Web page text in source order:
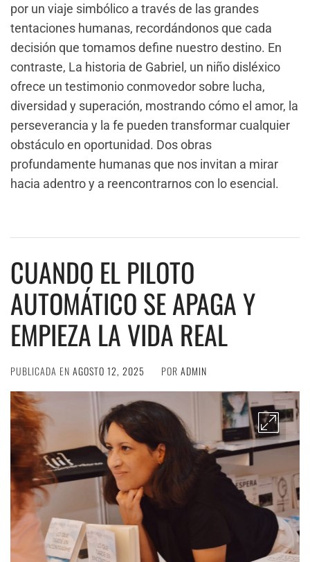
por un viaje simbólico a través de las grandes
tentaciones humanas, recordándonos que cada
decisión que tomamos define nuestro destino. En
contraste, La historia de Gabriel, un niño disléxico
ofrece un testimonio conmovedor sobre lucha,
diversidad y superación, mostrando cómo el amor, la
perseverancia y la fe pueden transformar cualquier
obstáculo en oportunidad. Dos obras
profundamente humanas que nos invitan a mirar
hacia adentro y a reencontrarnos con lo esencial.
CUANDO EL PILOTO
AUTOMÁTICO SE APAGA Y
EMPIEZA LA VIDA REAL
PUBLICADA EN AGOSTO 12, 2025 POR ADMIN